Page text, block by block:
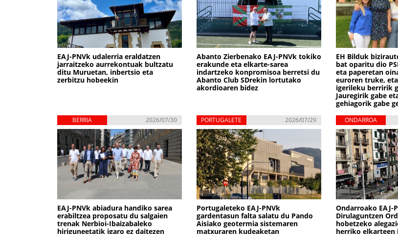
EAJ-PNVk udalerria eraldatzen
jarraitzeko aurrekontuak bultzatu
ditu Muruetan, inbertsio eta
zerbitzu hobeekin
Abanto Zierbenako EAJ-PNVk tokiko
erakunde eta elkarte-sarea
indartzeko konpromisoa berretsi du
Abanto Club SDrekin lortutako
akordioaren bidez
EH Bilduk
bat oparitu dio
eta paperetan
euroren truke,
igerileku berririk
Jauregirik gabe
gehiagorik gabe
BERRIA 2026/07/30
EAJ-PNVk abiadura handiko sarea
erabiltzea proposatu du salgaien
trenak Nerbioi-Ibaizabaleko
hiriguneetatik igaro ez daitezen
PORTUGALETE 2026/07/29
Portugaleteko EAJ-PNVk
gardentasun falta salatu du Pando
Aisiako geotermia sistemaren
matxuraren kudeaketan
ONDARROA
Ondarroako EAJ-
Dirulaguntzen
hobetzeko
herriko elkarteen